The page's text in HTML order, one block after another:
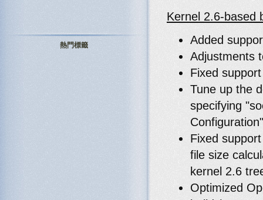
Kernel 2.6-based
Added
Adjustments
Fixed
Tune up the
specifying
Fixed
file size
kernel 2.6
Optimized
熱門標籤